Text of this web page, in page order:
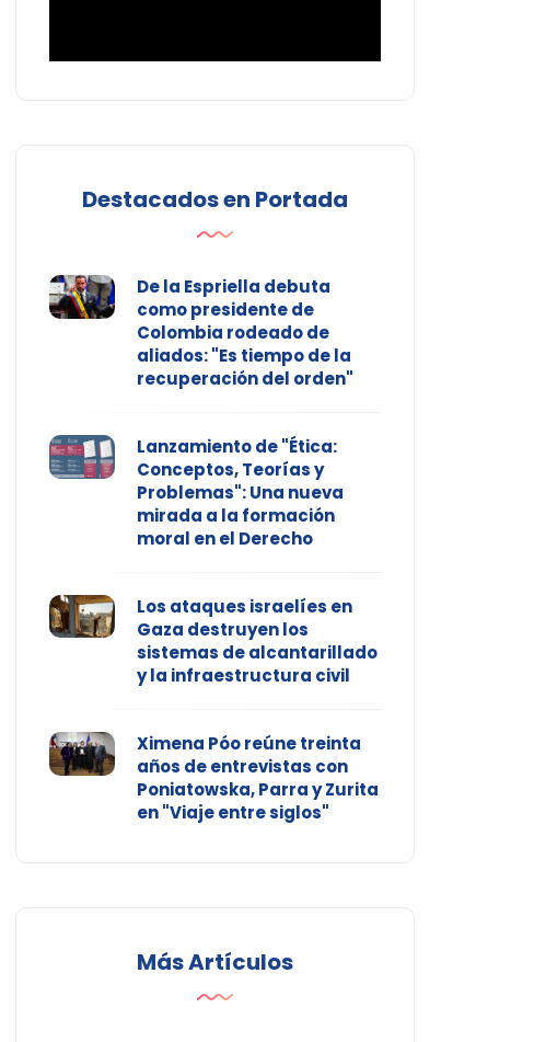
Destacados en Portada
De la Espriella debuta
como presidente de
Colombia rodeado de
aliados: "Es tiempo de la
recuperación del orden"
Lanzamiento de "Ética:
Conceptos, Teorías y
Problemas": Una nueva
mirada a la formación
moral en el Derecho
Los ataques israelíes en
Gaza destruyen los
sistemas de alcantarillado
y la infraestructura civil
Ximena Póo reúne treinta
años de entrevistas con
Poniatowska, Parra y Zurita
en "Viaje entre siglos"
Más Artículos